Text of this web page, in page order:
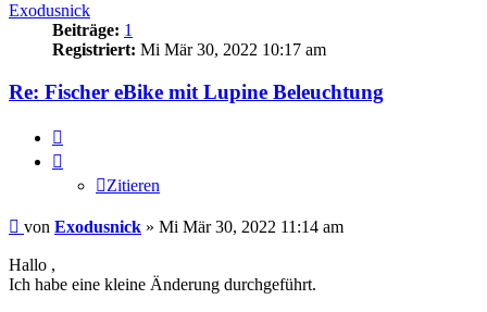
Exodusnick
Beiträge: 1
Registriert: Mi Mär 30, 2022 10:17 am
Re: Fischer eBike mit Lupine Beleuchtung
Zitieren
Beitrag
von Exodusnick » Mi Mär 30, 2022 11:14 am
Hallo ,
Ich habe eine kleine Änderung durchgeführt.